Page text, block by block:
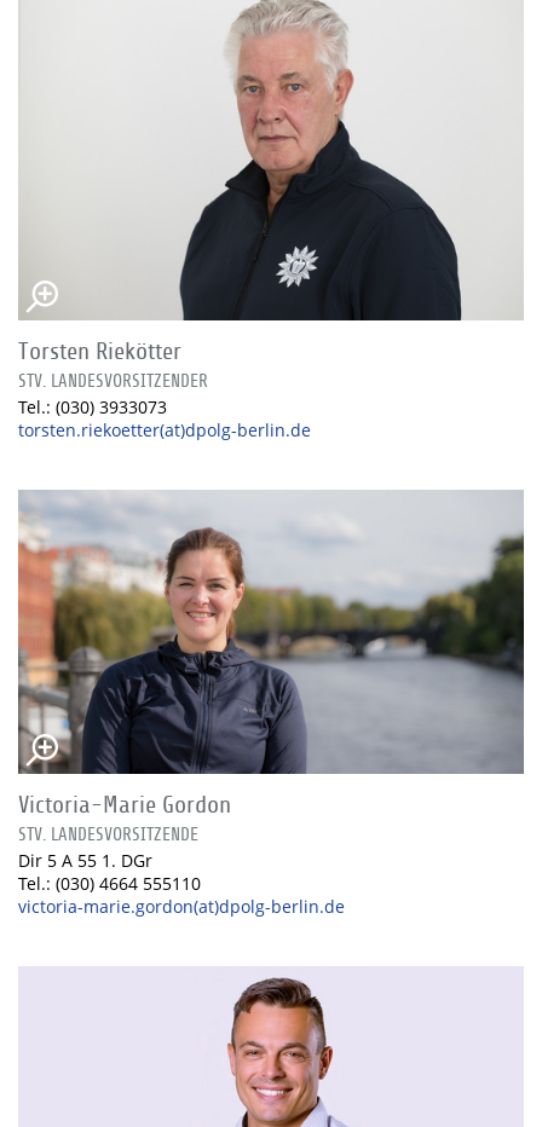
Torsten Riekötter
STV. LANDESVORSITZENDER
Tel.: (030) 3933073
torsten.riekoetter(at)dpolg-berlin.de
Victoria-Marie Gordon
STV. LANDESVORSITZENDE
Dir 5 A 55 1. DGr
Tel.: (030) 4664 555110
victoria-marie.gordon(at)dpolg-berlin.de